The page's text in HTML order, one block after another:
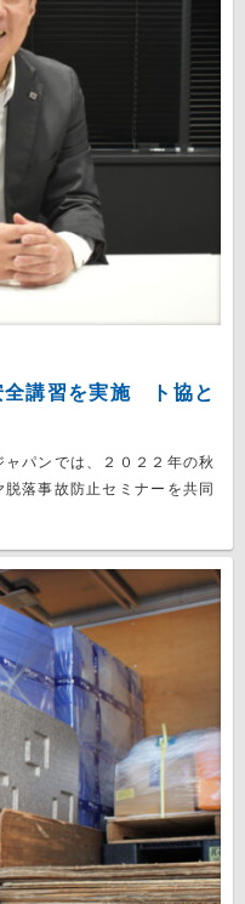
講習を実施 ト協と
パンでは、２０２２年の秋
落事故防止セミナーを共同